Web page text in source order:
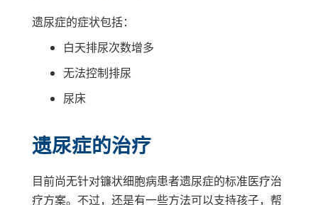
遗尿症的症状包括：
白天排尿次数增多
无法控制排尿
尿床
遗尿症的治疗
目前尚无针对镰状细胞病患者遗尿症的标准医疗治
疗方案。不过，还是有一些方法可以支持孩子，帮